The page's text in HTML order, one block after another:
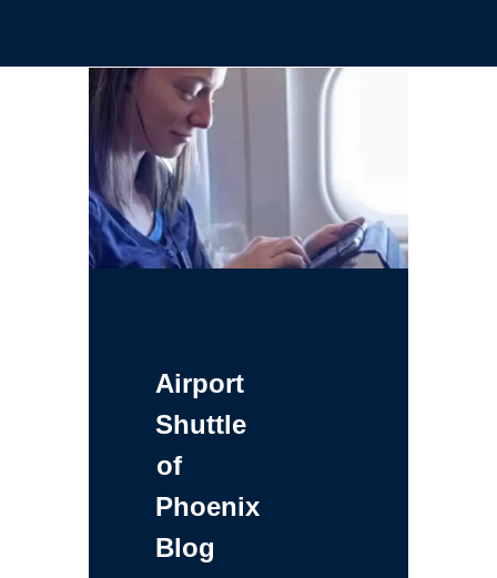
Airport
Shuttle
of
Phoenix
Blog